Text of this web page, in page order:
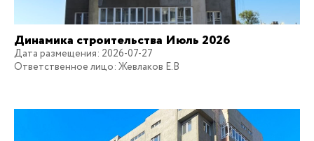
Динамика строительства Июль 2026
Дата размещения: 2026-07-27
Ответственное лицо: Жевлаков Е.В